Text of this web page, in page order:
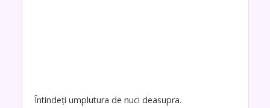
Întindeți umplutura de nuci deasupra.